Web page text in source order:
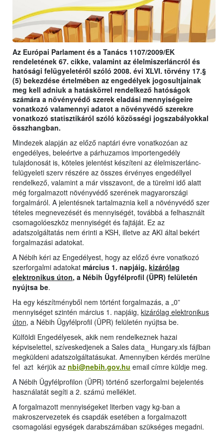
Az Európai Parlament és a Tanács 1107/2009/EK
rendeletének 67. cikke, valamint az élelmiszerláncról és
hatósági felügyeletéről szóló 2008. évi XLVI. törvény 17.§
(5) bekezdése értelmében az engedélyek jogosultjainak
meg kell adniuk a hatáskörrel rendelkező hatóságok
számára a növényvédő szerek eladási mennyiségeire
vonatkozó valamennyi adatot a növényvédő szerekre
vonatkozó statisztikáról szóló közösségi jogszabályokkal
összhangban.
Mindezek alapján az előző naptári évre vonatkozóan az
engedélyes, beleértve a párhuzamos importengedély
tulajdonosát is, köteles jelentést készíteni az élelmiszerlánc-
felügyeleti szerv részére az összes érvényes engedéllyel
rendelkező, valamint a már visszavont, de a türelmi idő alatt
még forgalmazott növényvédő szerének magyarországi
forgalmáról. A jelentésnek tartalmaznia kell a növényvédő szer
tételes megnevezését és mennyiségét, továbbá a felhasznált
csomagolóeszköz mennyiségét és fajtáját. Ez az
adatszolgáltatás nem érinti a KSH, illetve az AKI által bekért
forgalmazási adatokat.
A Nébih kéri az Engedélyest, hogy az előző évre vonatkozó
szerforgalmi adatokat március 1. napjáig, kizárólag
elektronikus úton, a Nébih Ügyfélprofil (ÜPR) felületén
nyújtsa be.
Ha egy készítményből nem történt forgalmazás, a „0”
mennyiséget szintén március 1. napjáig, kizárólag elektronikus
úton, a Nébih Ügyfélprofil (ÜPR) felületén nyújtsa be.
Külföldi Engedélyesek, akik nem rendelkeznek hazai
képviselettel, szíveskedjenek a Sales data_ Hungary.xls fájlban
megküldeni adatszolgáltatásukat. Amennyiben kérdés merülne
fel azt kérjük az nbi@nebih.gov.hu email címre küldje meg.
A Nébih Ügyfélprofilon (ÜPR) történő szerforgalmi bejelentés
használatát segíti a 2. számú melléklet.
A forgalmazott mennyiségeket literben vagy kg-ban a
makroszervezetek és csapdák esetében a forgalmazott
csomagolási egységek darabszámában szükséges megadni.